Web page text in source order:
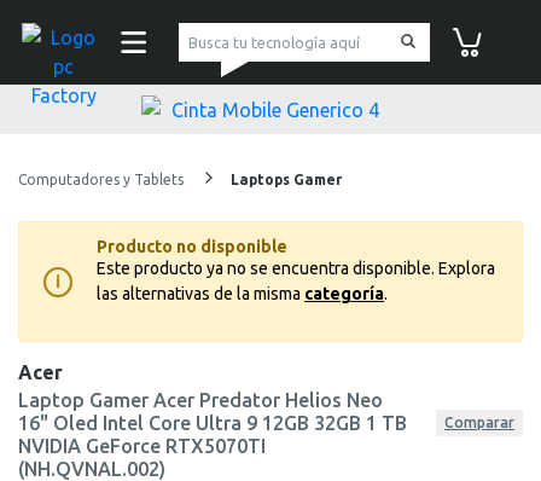
pc Factory
Computadores y Tablets Laptops Gamer
i
Producto no disponible
Este producto ya no se encuentra disponible. Explora
las alternativas de la misma categoría.
Acer
Laptop Gamer Acer Predator Helios Neo
16" Oled Intel Core Ultra 9 12GB 32GB 1 TB
NVIDIA GeForce RTX5070TI
(NH.QVNAL.002)
Comparar